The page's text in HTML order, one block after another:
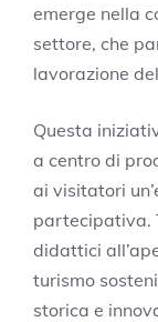
emerge nella
settore, che
lavorazione
Questa
a centro di
ai visitatori
partecipativa.
didattici
turismo
storica e